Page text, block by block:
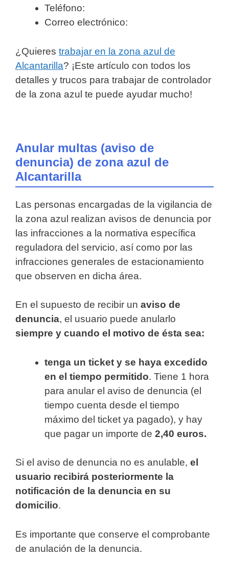
Teléfono:
Correo electrónico:
¿Quieres trabajar en la zona azul de
Alcantarilla? ¡Este artículo con todos los
detalles y trucos para trabajar de controlador
de la zona azul te puede ayudar mucho!
Anular multas (aviso de
denuncia) de zona azul de
Alcantarilla
Las personas encargadas de la vigilancia de
la zona azul realizan avisos de denuncia por
las infracciones a la normativa específica
reguladora del servicio, así como por las
infracciones generales de estacionamiento
que observen en dicha área.
En el supuesto de recibir un aviso de
denuncia, el usuario puede anularlo
siempre y cuando el motivo de ésta sea:
tenga un ticket y se haya excedido
en el tiempo permitido. Tiene 1 hora
para anular el aviso de denuncia (el
tiempo cuenta desde el tiempo
máximo del ticket ya pagado), y hay
que pagar un importe de 2,40 euros.
Si el aviso de denuncia no es anulable, el
usuario recibirá posteriormente la
notificación de la denuncia en su
domicilio.
Es importante que conserve el comprobante
de anulación de la denuncia.